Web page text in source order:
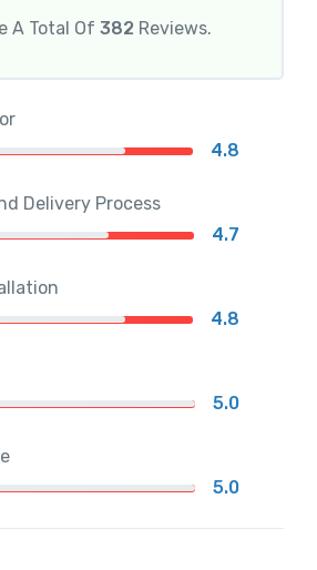
A Total Of 382 Reviews.
4.8
Delivery Process
4.7
4.8
5.0
5.0